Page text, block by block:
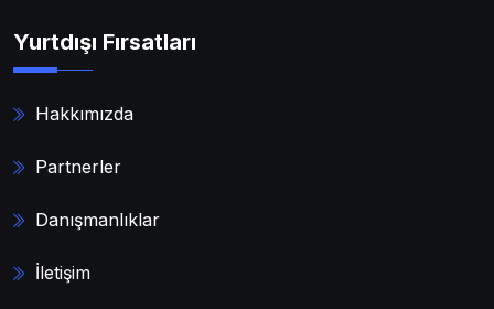
Yurtdışı Fırsatları
Hakkımızda
Partnerler
Danışmanlıklar
İletişim